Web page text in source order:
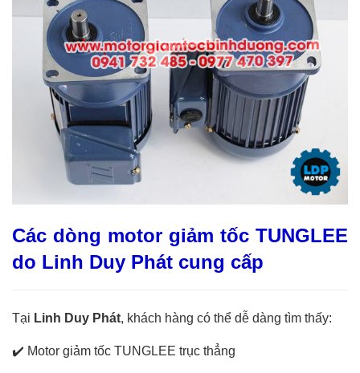
Các dòng motor giảm tốc TUNGLEE
do Linh Duy Phát cung cấp
Tại Linh Duy Phát, khách hàng có thể dễ dàng tìm thấy:
✔️ Motor giảm tốc TUNGLEE trục thẳng